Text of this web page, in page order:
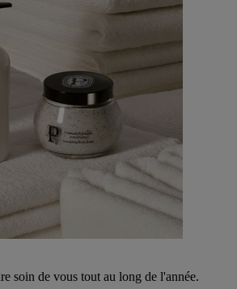
soin de vous tout au long de l'année.